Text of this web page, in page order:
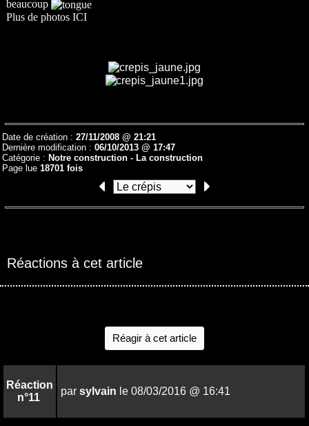
beaucoup
Plus de photosICI
Date de création :27/11/2008 @ 21:21
Dernière modification :06/10/2013 @ 17:47
Catégorie :Notre construction -La construction
Page lue18701 fois
Réactions à cet article
Réagir à cet article
Réaction
n°11
parsylvain le 08/03/2016 @ 16:41